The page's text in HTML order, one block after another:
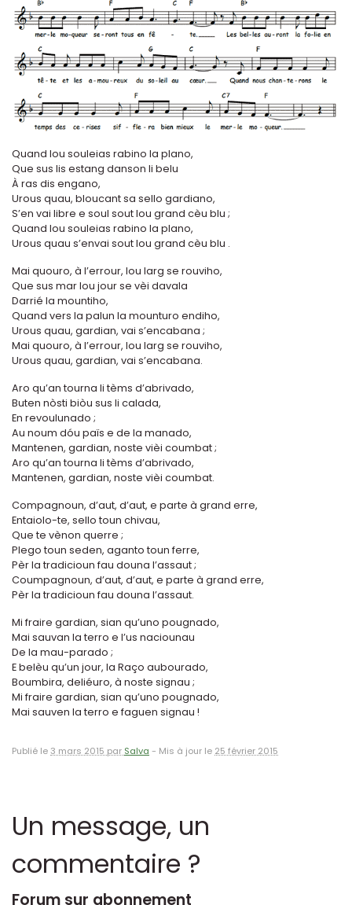
Quand lou souleias rabino la plano,
Que sus lis estang danson li belu
À ras dis engano,
Urous quau, bloucant sa sello gardiano,
S’en vai libre e soul sout lou grand cèu blu ;
Quand lou souleias rabino la plano,
Urous quau s’envai sout lou grand cèu blu .
Mai quouro, à l’errour, lou larg se rouviho,
Que sus mar lou jour se vèi davala
Darrié la mountiho,
Quand vers la palun la mounturo endiho,
Urous quau, gardian, vai s’encabana ;
Mai quouro, à l’errour, lou larg se rouviho,
Urous quau, gardian, vai s’encabana.
Aro qu’an tourna li tèms d’abrivado,
Buten nòsti biòu sus li calada,
En revoulunado ;
Au noum dóu païs e de la manado,
Mantenen, gardian, noste vièi coumbat ;
Aro qu’an tourna li tèms d’abrivado,
Mantenen, gardian, noste vièi coumbat.
Compagnoun, d’aut, d’aut, e parte à grand erre,
Entaiolo-te, sello toun chivau,
Que te vènon querre ;
Plego toun seden, aganto toun ferre,
Pèr la tradicioun fau douna l’assaut ;
Coumpagnoun, d’aut, d’aut, e parte à grand erre,
Pèr la tradicioun fau douna l’assaut.
Mi fraire gardian, sian qu’uno pougnado,
Mai sauvan la terro e l’us naciounau
De la mau-parado ;
E belèu qu’un jour, la Raço aubourado,
Boumbira, deliéuro, à noste signau ;
Mi fraire gardian, sian qu’uno pougnado,
Mai sauven la terro e faguen signau !
Publié le 3 mars 2015 par Salva - Mis à jour le 25 février 2015
Un message, un
commentaire ?
Forum sur abonnement